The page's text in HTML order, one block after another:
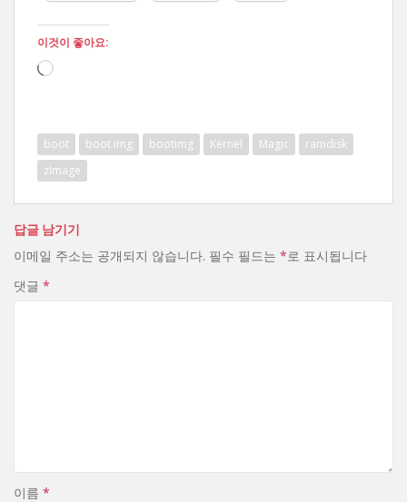
이것이 좋아요:
로
boot boot.img bootimg Kernel Magic
ramdisk
zImage
답글 남기기
이메일 주소는 공개되지 않습니다. 필수 필드는 *로 표시됩니다
댓글 *
이름 *